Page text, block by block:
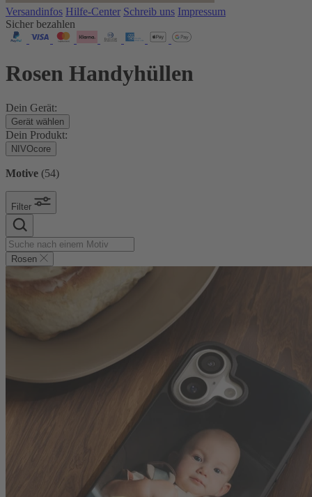
Versandinfos Hilfe-Center Schreib uns Impressum
Sicher bezahlen
Rosen Handyhüllen
Dein Gerät:
Gerät wählen
Dein Produkt:
NIVOcore
Motive (54)
Filter
Rosen